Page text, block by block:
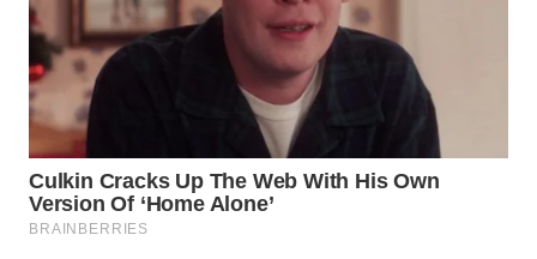
WN
BOROBUDUR
WN
MADURA